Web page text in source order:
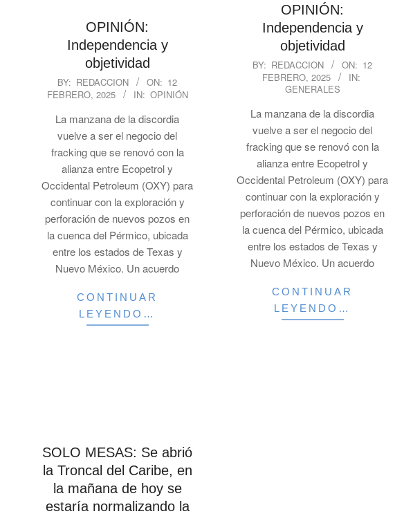
OPINIÓN:
Independencia y
objetividad
2025-
02-
BY: REDACCION ON: 12
FEBRERO, 2025
IN: OPINIÓN
La manzana de la discordia
vuelve a ser el negocio del
fracking que se renovó con la
alianza entre Ecopetrol y
Occidental Petroleum (OXY) para
continuar con la exploración y
perforación de nuevos pozos en
la cuenca del Pérmico, ubicada
entre los estados de Texas y
Nuevo México. Un acuerdo
CONTINUAR
LEYENDO…
OPINIÓN:
Independencia y
objetividad
2025-BY: REDACCION ON: 12
FEBRERO, 2025
IN:
GENERALES
La manzana de la discordia
vuelve a ser el negocio del
fracking que se renovó con la
alianza entre Ecopetrol y
Occidental Petroleum (OXY) para
continuar con la exploración y
perforación de nuevos pozos en
la cuenca del Pérmico, ubicada
entre los estados de Texas y
Nuevo México. Un acuerdo
CONTINUAR
LEYENDO…
SOLO MESAS: Se abrió
la Troncal del Caribe, en
la mañana de hoy se
estaría normalizando la